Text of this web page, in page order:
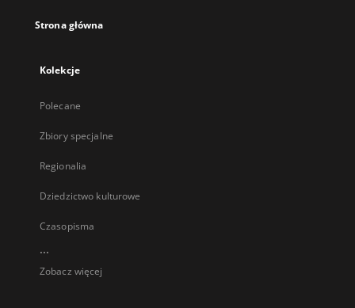
Strona główna
Kolekcje
Polecane
Zbiory specjalne
Regionalia
Dziedzictwo kulturowe
Czasopisma
...
Zobacz więcej